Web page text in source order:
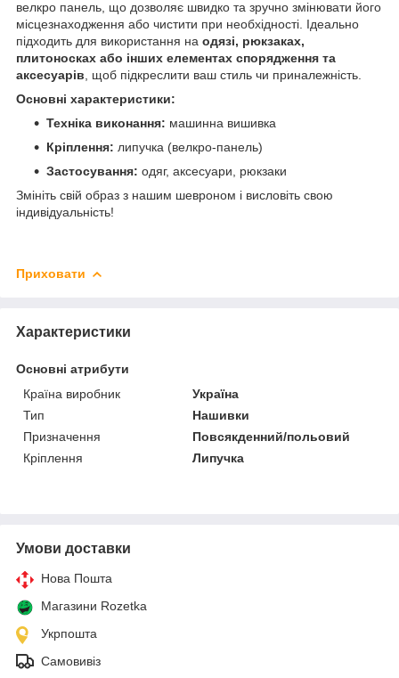
велкро панель, що дозволяє швидко та зручно змінювати його
місцезнаходження або чистити при необхідності. Ідеально
підходить для використання на одязі, рюкзаках,
плитоносках або інших елементах спорядження та
аксесуарів , щоб підкреслити ваш стиль чи приналежність.
Основні характеристики:
Техніка виконання: машинна вишивка
Кріплення: липучка (велкро-панель)
Застосування: одяг, аксесуари, рюкзаки
Змініть свій образ з нашим шевроном і висловіть свою
індивідуальність!
Приховати
Характеристики
Основні атрибути
Країна виробник
Україна
Тип
Нашивки
Призначення
Повсякденний/польовий
Кріплення
Липучка
Умови доставки
Нова Пошта
Магазини Rozetka
Укрпошта
Самовивіз